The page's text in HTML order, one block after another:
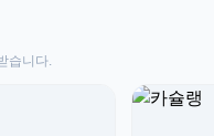
습니다.